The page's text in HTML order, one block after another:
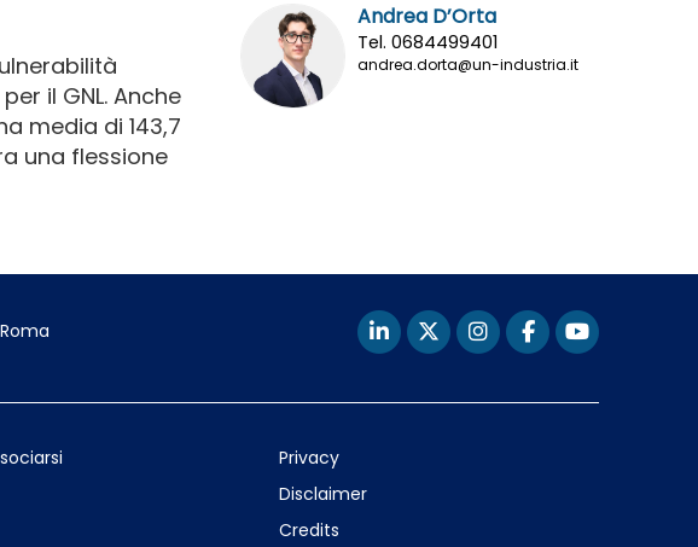
il GNL. Anche
media di 143,7
una flessione
Andrea D’Orta
Tel. 0684499401
andrea.dorta@un-industria.it
Privacy
Disclaimer
Credits